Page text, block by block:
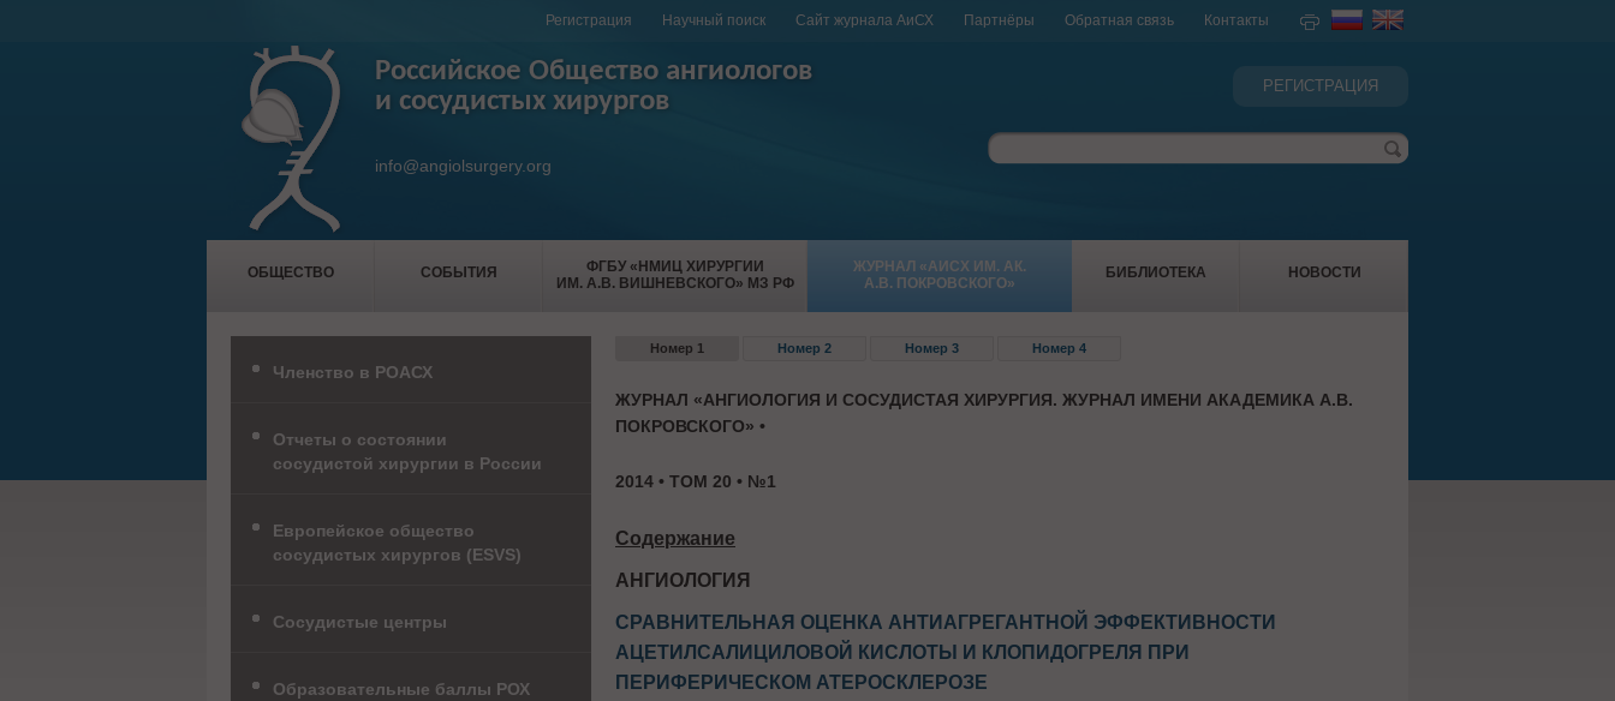
Регистрация Научный поиск Сайт журнала АиСХ Партнёры Обратная связь Контакты
Российское Общество ангиологов
и сосудистых хирургов
info@angiolsurgery.org
РЕГИСТРАЦИЯ
ОБЩЕСТВО СОБЫТИЯ
ФГБУ «НМИЦ ХИРУРГИИ
ИМ. А.В. ВИШНЕВСКОГО» МЗ РФ
ЖУРНАЛ «АИСХ ИМ. АК.
А.В. ПОКРОВСКОГО»
БИБЛИОТЕКА НОВОСТИ
Номер 1 Номер 2 Номер 3 Номер 4
ЖУРНАЛ «АНГИОЛОГИЯ И СОСУДИСТАЯ ХИРУРГИЯ. ЖУРНАЛ ИМЕНИ АКАДЕМИКА А.В.
ПОКРОВСКОГО» •
2014 • ТОМ 20 • №1
Содержание
AНГИОЛОГИЯ
СРАВНИТЕЛЬНАЯ ОЦЕНКА АНТИАГРЕГАНТНОЙ ЭФФЕКТИВНОСТИ
АЦЕТИЛСАЛИЦИЛОВОЙ КИСЛОТЫ И КЛОПИДОГРЕЛЯ ПРИ
ПЕРИФЕРИЧЕСКОМ АТЕРОСКЛЕРОЗЕ
Членство в РОАСХ
Отчеты о состоянии
сосудистой хирургии в России
Европейское общество
сосудистых хирургов (ESVS)
Сосудистые центры
Образовательные баллы РОХ